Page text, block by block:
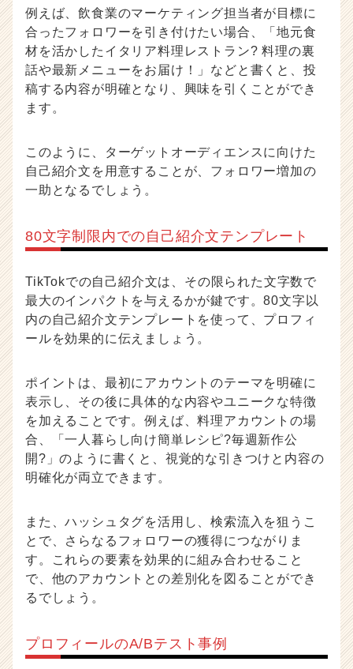
例えば、飲食業のマーケティング担当者が目標に
合ったフォロワーを引き付けたい場合、「地元食
材を活かしたイタリア料理レストラン? 料理の裏
話や最新メニューをお届け！」などと書くと、投
稿する内容が明確となり、興味を引くことができ
ます。
このように、ターゲットオーディエンスに向けた
自己紹介文を用意することが、フォロワー増加の
一助となるでしょう。
80文字制限内での自己紹介文テンプレート
TikTokでの自己紹介文は、その限られた文字数で
最大のインパクトを与えるかが鍵です。80文字以
内の自己紹介文テンプレートを使って、プロフィ
ールを効果的に伝えましょう。
ポイントは、最初にアカウントのテーマを明確に
表示し、その後に具体的な内容やユニークな特徴
を加えることです。例えば、料理アカウントの場
合、「一人暮らし向け簡単レシピ?毎週新作公
開?」のように書くと、視覚的な引きつけと内容の
明確化が両立できます。
また、ハッシュタグを活用し、検索流入を狙うこ
とで、さらなるフォロワーの獲得につながりま
す。これらの要素を効果的に組み合わせること
で、他のアカウントとの差別化を図ることができ
るでしょう。
プロフィールのA/Bテスト事例